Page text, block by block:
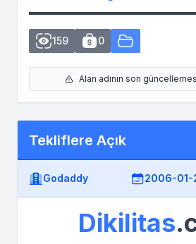
159 0
Alan adının son
Tekliflere Açık
Godaddy 2006-01-
Dikilitas